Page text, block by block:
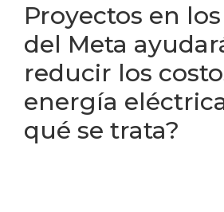
Proyectos en
del Meta
reducir los
energía
qué se trata?